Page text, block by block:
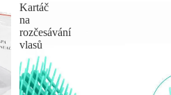
Kartáč
na
rozčesávání
vlasů